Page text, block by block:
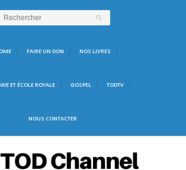
FAIRE UN DON NOS LIVRES
ET ÉCOLE ROYALE GOSPEL TODTV
NOUS CONTACTER